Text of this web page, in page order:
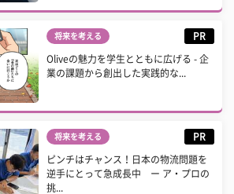
将来を考える PR
Oliveの魅力を学生とともに広げる - 企
業の課題から創出した実践的な...
将来を考える PR
ピンチはチャンス！日本の物流問題を
逆手にとって急成長中 ー ア・プロの
挑...